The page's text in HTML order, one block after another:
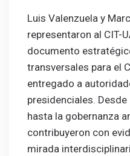
Luis Valenzuela y
representaron al CIT-
documento
transversales para el
entregado a
presidenciales.
hasta la gobernanza
contribuyeron con
mirada